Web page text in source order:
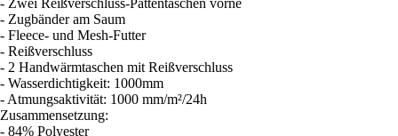
- Zwei Reißverschluss-Pattentaschen vorne
- Zugbänder am Saum
- Fleece- und Mesh-Futter
- Reißverschluss
- 2 Handwärmtaschen mit Reißverschluss
- Wasserdichtigkeit: 1000mm
- Atmungsaktivität: 1000 mm/m²/24h
Zusammensetzung:
- 84% Polyester